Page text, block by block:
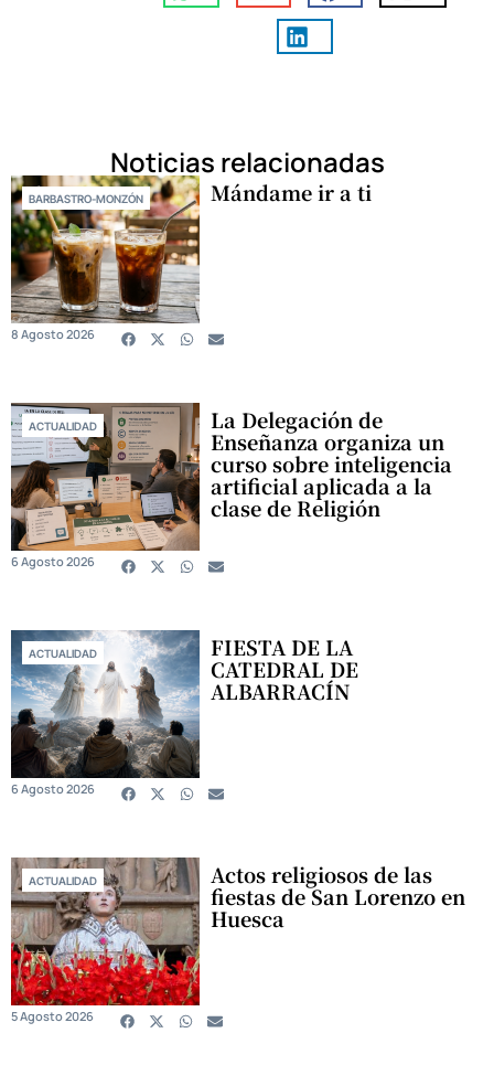
Noticias relacionadas
BARBASTRO-MONZÓN Mándame ir a ti
8 Agosto 2026
ACTUALIDAD La Delegación de
Enseñanza organiza un
curso sobre inteligencia
artificial aplicada a la
clase de Religión
6 Agosto 2026
ACTUALIDAD FIESTA DE LA
CATEDRAL DE
ALBARRACÍN
6 Agosto 2026
ACTUALIDAD Actos religiosos de las
fiestas de San Lorenzo en
Huesca
5 Agosto 2026